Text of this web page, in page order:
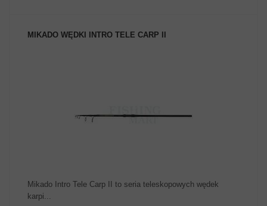
MIKADO WĘDKI INTRO TELE CARP II
Mikado Intro Tele Carp II to seria teleskopowych wędek
karpi...